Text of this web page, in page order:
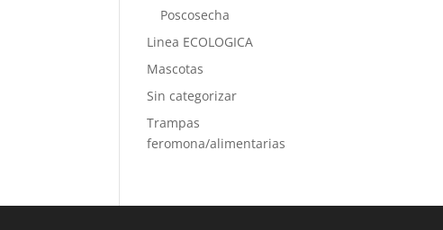
Poscosecha
Linea ECOLOGICA
Mascotas
Sin categorizar
Trampas
feromona/alimentarias